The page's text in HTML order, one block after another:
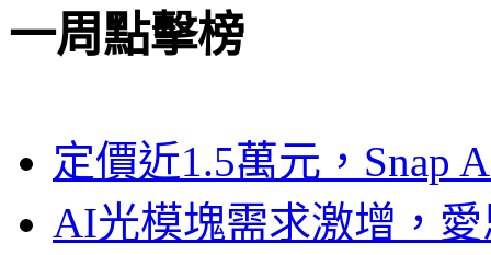
一周點擊榜
定價近1.5萬元，Snap
AI光模塊需求激增，